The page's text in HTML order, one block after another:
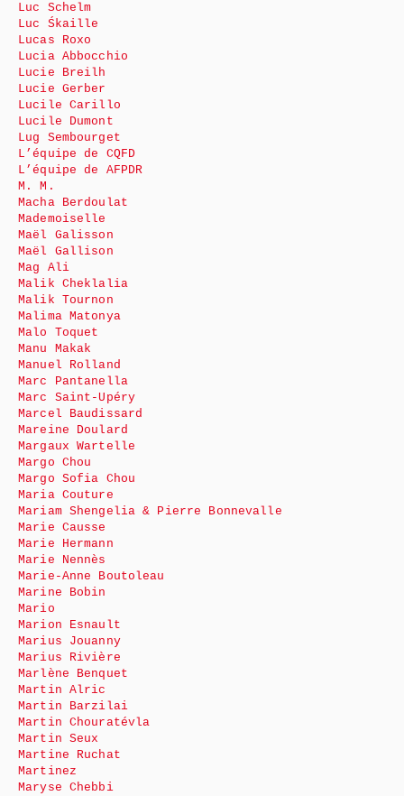
Luc Schelm
Luc Śkaille
Lucas Roxo
Lucia Abbocchio
Lucie Breilh
Lucie Gerber
Lucile Carillo
Lucile Dumont
Lug Sembourget
L’équipe de CQFD
L’équipe de AFPDR
M. M.
Macha Berdoulat
Mademoiselle
Maël Galisson
Maël Gallison
Mag Ali
Malik Cheklalia
Malik Tournon
Malima Matonya
Malo Toquet
Manu Makak
Manuel Rolland
Marc Pantanella
Marc Saint-Upéry
Marcel Baudissard
Mareine Doulard
Margaux Wartelle
Margo Chou
Margo Sofia Chou
Maria Couture
Mariam Shengelia & Pierre Bonnevalle
Marie Causse
Marie Hermann
Marie Nennès
Marie-Anne Boutoleau
Marine Bobin
Mario
Marion Esnault
Marius Jouanny
Marius Rivière
Marlène Benquet
Martin Alric
Martin Barzilai
Martin Chouratévla
Martin Seux
Martine Ruchat
Martinez
Maryse Chebbi